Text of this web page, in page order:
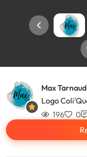
Max Tarnaud
Logo
196 0